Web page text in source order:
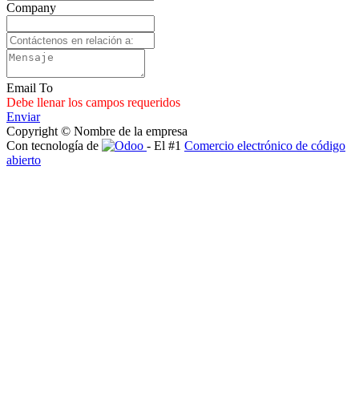
Company
Email To
Debe llenar los campos requeridos
Enviar
Copyright © Nombre de la empresa
Con tecnología de
- El #1 Comercio electrónico de código
abierto